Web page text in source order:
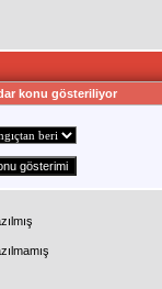
konu gösteriliyor